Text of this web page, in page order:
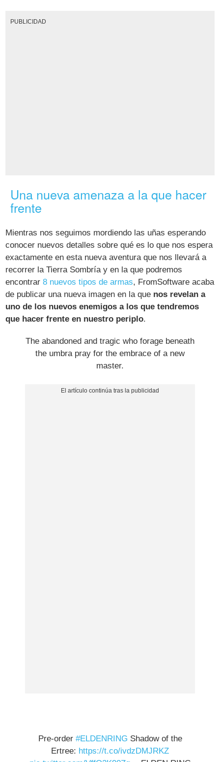
PUBLICIDAD
Una nueva amenaza a la que hacer
frente
Mientras nos seguimos mordiendo las uñas esperando
conocer nuevos detalles sobre qué es lo que nos espera
exactamente en esta nueva aventura que nos llevará a
recorrer la Tierra Sombría y en la que podremos
encontrar8 nuevos tipos de armas, FromSoftware acaba
de publicar una nueva imagen en la que nos revelan a
uno de los nuevos enemigos a los que tendremos
que hacer frente en nuestro periplo.
The abandoned and tragic who forage beneath
the umbra pray for the embrace of a new
master.​
Pre-order #ELDENRING Shadow of the
Ertree: https://t.co/ivdzDMJRKZ